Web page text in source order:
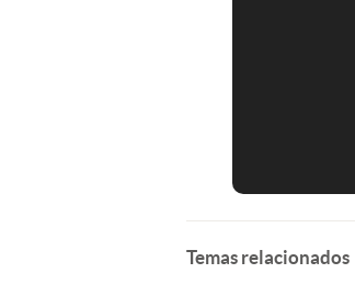
Temas relacionados